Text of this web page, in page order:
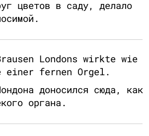
цветов в саду, делало
Londons wirkte wie
einer fernen Orgel.
доносился сюда, как
органа.